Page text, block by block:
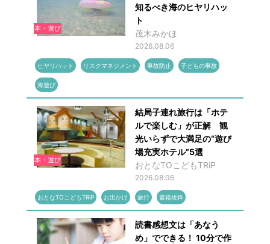
本・遊び
知るべき海のヒヤリハッ
ト
茂木みかほ
2026.08.06
ヒヤリハット リスクマネジメント 事故防止 子どもの事故
海遊び
本・遊び
結局子連れ旅行は「ホテ
ルで楽しむ」が正解 観
光いらずで大満足の“遊び
場充実ホテル”5選
おとなTOこどもTRiP
2026.08.06
おとなTOこどもTRiP お出かけ 旅行 書籍抜粋
読書感想文は「あなう
め」でできる！ 10分で作